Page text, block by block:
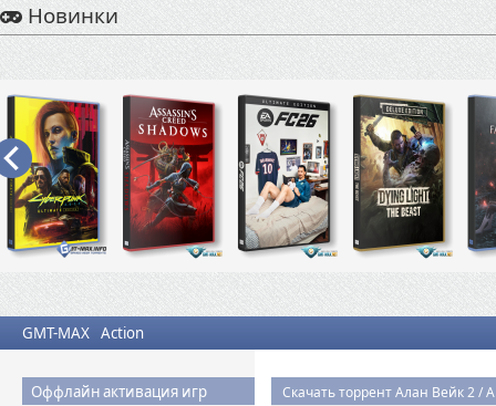
Новинки
GMT-MAX Action
Оффлайн активация игр